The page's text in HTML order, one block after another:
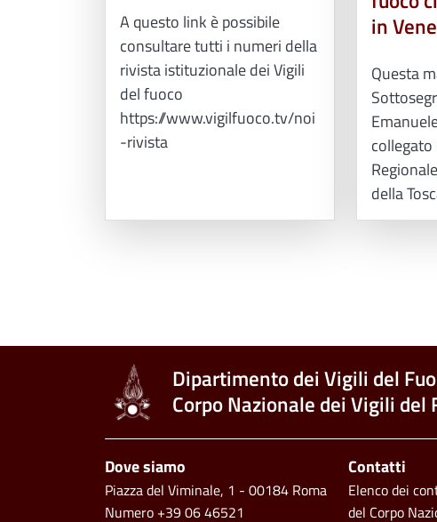
A questo link è possibile
consultare tutti i numeri della
rivista istituzionale dei Vigili
del fuoco
https://www.vigilfuoco.tv/noi
-rivista
in
Questa
della
Dipartimento dei Vigili del
Corpo Nazionale dei Vigili del
Footer
Dove siamo
Piazza del Viminale, 1 - 00184 Roma
Numero +39 06 46521
Contatti
Elenco dei
del Corpo